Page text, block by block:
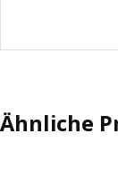
Ähnliche